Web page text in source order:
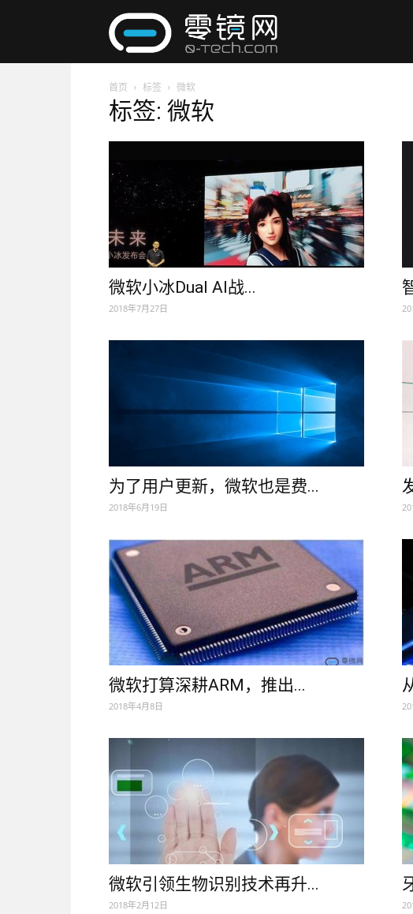
首页 标签 微软
标签: 微软
微软小冰Dual AI战...
2018年7月27日
为了用户更新，微软也是费...
2018年6月19日
微软打算深耕ARM，推出...
2018年4月8日
微软引领生物识别技术再升...
2018年2月12日